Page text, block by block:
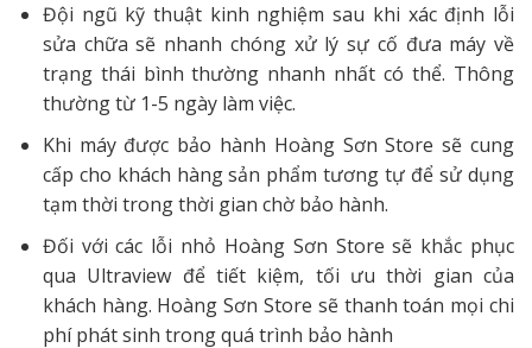
Đội ngũ kỹ thuật kinh nghiệm sau khi xác định lỗi
sửa chữa sẽ nhanh chóng xử lý sự cố đưa máy về
trạng thái bình thường nhanh nhất có thể. Thông
thường từ 1-5 ngày làm việc.
Khi máy được bảo hành Hoàng Sơn Store sẽ cung
cấp cho khách hàng sản phẩm tương tự để sử dụng
tạm thời trong thời gian chờ bảo hành.
Đối với các lỗi nhỏ Hoàng Sơn Store sẽ khắc phục
qua Ultraview để tiết kiệm, tối ưu thời gian của
khách hàng. Hoàng Sơn Store sẽ thanh toán mọi chi
phí phát sinh trong quá trình bảo hành